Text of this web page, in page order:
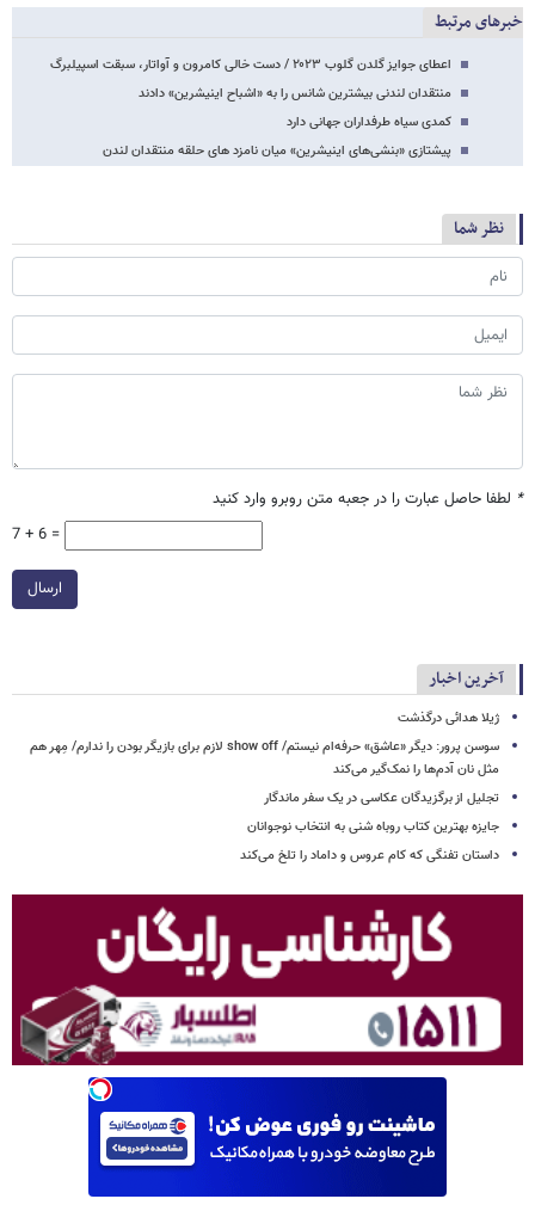
خبرهای مرتبط
اعطای جوایز گلدن گلوب ۲۰۲۳ / دست خالی کامرون و آواتار، سبقت اسپیلبرگ
منتقدان لندنی بیشترین شانس را به «اشباح اینیشرین» دادند
کمدی سیاه طرفداران جهانی دارد
پیشتازی «بنشی‌های اینیشرین» میان نامزد های حلقه منتقدان لندن
نظر شما
* لطفا حاصل عبارت را در جعبه متن روبرو وارد کنید
7 + 6 =
ارسال
آخرین اخبار
ژیلا هدائی درگذشت
سوسن پرور: دیگر «عاشق» حرفه‌ام نیستم/ show off لازم برای بازیگر بودن را ندارم/ مِهر هم
مثل نان آدم‌ها را نمک‌گیر می‌کند
تجلیل از برگزیدگان عکاسی در یک سفر ماندگار
جایزه بهترین کتاب روباه شنی به انتخاب نوجوانان
داستان تفنگی که کام عروس و داماد را تلخ می‌کند